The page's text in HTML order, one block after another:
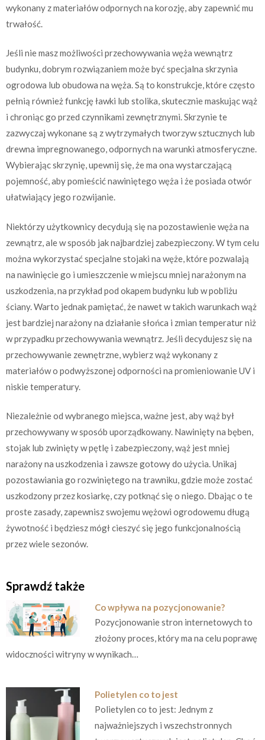
wykonany z materiałów odpornych na korozję, aby zapewnić mu
trwałość.
Jeśli nie masz możliwości przechowywania węża wewnątrz
budynku, dobrym rozwiązaniem może być specjalna skrzynia
ogrodowa lub obudowa na węża. Są to konstrukcje, które często
pełnią również funkcję ławki lub stolika, skutecznie maskując wąż
i chroniąc go przed czynnikami zewnętrznymi. Skrzynie te
zazwyczaj wykonane są z wytrzymałych tworzyw sztucznych lub
drewna impregnowanego, odpornych na warunki atmosferyczne.
Wybierając skrzynię, upewnij się, że ma ona wystarczającą
pojemność, aby pomieścić nawiniętego węża i że posiada otwór
ułatwiający jego rozwijanie.
Niektórzy użytkownicy decydują się na pozostawienie węża na
zewnątrz, ale w sposób jak najbardziej zabezpieczony. W tym celu
można wykorzystać specjalne stojaki na węże, które pozwalają
na nawinięcie go i umieszczenie w miejscu mniej narażonym na
uszkodzenia, na przykład pod okapem budynku lub w pobliżu
ściany. Warto jednak pamiętać, że nawet w takich warunkach wąż
jest bardziej narażony na działanie słońca i zmian temperatur niż
w przypadku przechowywania wewnątrz. Jeśli decydujesz się na
przechowywanie zewnętrzne, wybierz wąż wykonany z
materiałów o podwyższonej odporności na promieniowanie UV i
niskie temperatury.
Niezależnie od wybranego miejsca, ważne jest, aby wąż był
przechowywany w sposób uporządkowany. Nawinięty na bęben,
stojak lub zwinięty w pętlę i zabezpieczony, wąż jest mniej
narażony na uszkodzenia i zawsze gotowy do użycia. Unikaj
pozostawiania go rozwiniętego na trawniku, gdzie może zostać
uszkodzony przez kosiarkę, czy potknąć się o niego. Dbając o te
proste zasady, zapewnisz swojemu wężowi ogrodowemu długą
żywotność i będziesz mógł cieszyć się jego funkcjonalnością
przez wiele sezonów.
Sprawdź także
Co wpływa na pozycjonowanie?
Pozycjonowanie stron internetowych to
złożony proces, który ma na celu poprawę
widoczności witryny w wynikach…
Polietylen co to jest
Polietylen co to jest: Jednym z
najważniejszych i wszechstronnych